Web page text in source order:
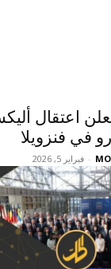
اعتقال
في فنزويلا
- فبراير 5, 2026